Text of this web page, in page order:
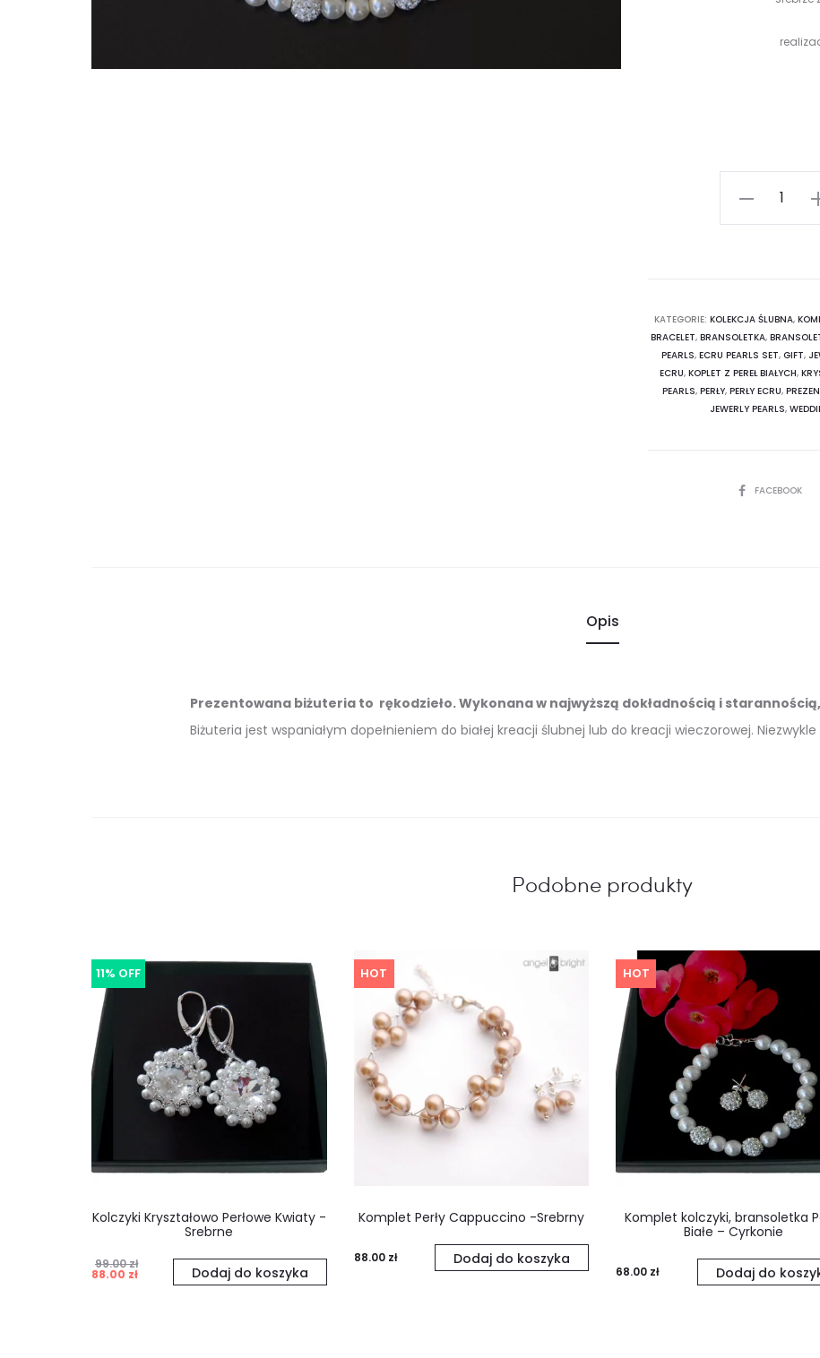
Cyrkonie
Shamballa-
Posrebrzany
KATEGORIE:KOLEKCJA ŚLUBNA,
BRACELET,BRANSOLETKA,
PEARLS,ECRU PEARLS SET,GIFT,
ECRU,KOPLET Z PEREŁ BIAŁYCH,
PEARLS,PERŁY,PERŁY ECRU,
JEWERLY PEARLS,
SHAREFACEBOOK
Opis
Prezentowana biżuteria to rękodzieło. Wykonana w najwyższą dokładnością i
Biżuteria jest wspaniałym dopełnieniem do białej kreacji ślubnej lub do kreacji wieczorowej.
Podobne produkty
11% OFF
Kolczyki Kryształowo Perłowe Kwiaty -
Srebrne
99.00zł
Pierwotna
88.00 zł
Aktualna
Dodaj do koszyka
HOT
Komplet Perły Cappuccino -Srebrny
88.00 zł Dodaj do koszyka
HOT
Komplet kolczyki, bransoletka
Białe – Cyrkonie
68.00 zł Dodaj do